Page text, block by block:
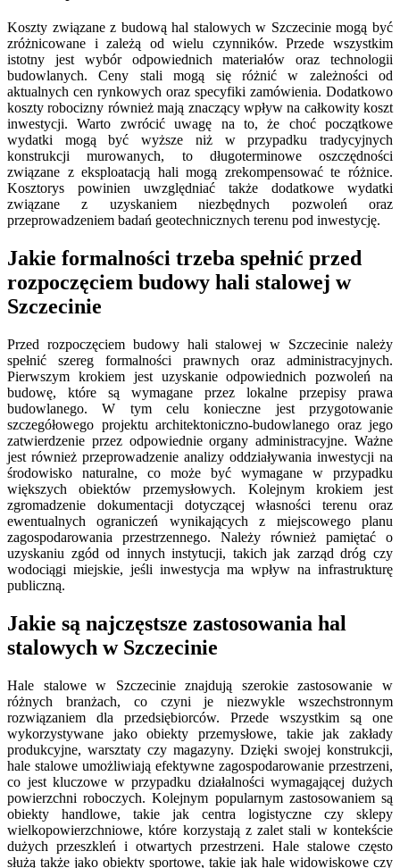
Koszty związane z budową hal stalowych w Szczecinie mogą być
zróżnicowane i zależą od wielu czynników. Przede wszystkim
istotny jest wybór odpowiednich materiałów oraz technologii
budowlanych. Ceny stali mogą się różnić w zależności od
aktualnych cen rynkowych oraz specyfiki zamówienia. Dodatkowo
koszty robocizny również mają znaczący wpływ na całkowity koszt
inwestycji. Warto zwrócić uwagę na to, że choć początkowe
wydatki mogą być wyższe niż w przypadku tradycyjnych
konstrukcji murowanych, to długoterminowe oszczędności
związane z eksploatacją hali mogą zrekompensować te różnice.
Kosztorys powinien uwzględniać także dodatkowe wydatki
związane z uzyskaniem niezbędnych pozwoleń oraz
przeprowadzeniem badań geotechnicznych terenu pod inwestycję.
Jakie formalności trzeba spełnić przed
rozpoczęciem budowy hali stalowej w
Szczecinie
Przed rozpoczęciem budowy hali stalowej w Szczecinie należy
spełnić szereg formalności prawnych oraz administracyjnych.
Pierwszym krokiem jest uzyskanie odpowiednich pozwoleń na
budowę, które są wymagane przez lokalne przepisy prawa
budowlanego. W tym celu konieczne jest przygotowanie
szczegółowego projektu architektoniczno-budowlanego oraz jego
zatwierdzenie przez odpowiednie organy administracyjne. Ważne
jest również przeprowadzenie analizy oddziaływania inwestycji na
środowisko naturalne, co może być wymagane w przypadku
większych obiektów przemysłowych. Kolejnym krokiem jest
zgromadzenie dokumentacji dotyczącej własności terenu oraz
ewentualnych ograniczeń wynikających z miejscowego planu
zagospodarowania przestrzennego. Należy również pamiętać o
uzyskaniu zgód od innych instytucji, takich jak zarząd dróg czy
wodociągi miejskie, jeśli inwestycja ma wpływ na infrastrukturę
publiczną.
Jakie są najczęstsze zastosowania hal
stalowych w Szczecinie
Hale stalowe w Szczecinie znajdują szerokie zastosowanie w
różnych branżach, co czyni je niezwykle wszechstronnym
rozwiązaniem dla przedsiębiorców. Przede wszystkim są one
wykorzystywane jako obiekty przemysłowe, takie jak zakłady
produkcyjne, warsztaty czy magazyny. Dzięki swojej konstrukcji,
hale stalowe umożliwiają efektywne zagospodarowanie przestrzeni,
co jest kluczowe w przypadku działalności wymagającej dużych
powierzchni roboczych. Kolejnym popularnym zastosowaniem są
obiekty handlowe, takie jak centra logistyczne czy sklepy
wielkopowierzchniowe, które korzystają z zalet stali w kontekście
dużych przeszkleń i otwartych przestrzeni. Hale stalowe często
służą także jako obiekty sportowe, takie jak hale widowiskowe czy